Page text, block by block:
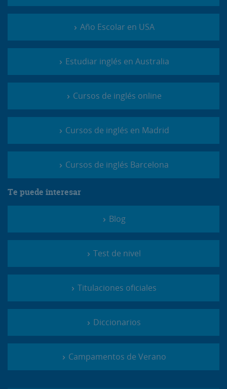
Año Escolar en USA
Estudiar inglés en Australia
Cursos de inglés online
Cursos de inglés en Madrid
Cursos de inglés Barcelona
Te puede interesar
Blog
Test de nivel
Titulaciones oficiales
Diccionarios
Campamentos de Verano